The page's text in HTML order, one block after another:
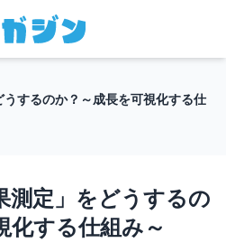
するのか？～成長を可視化する仕
測定」をどうするの
化する仕組み～